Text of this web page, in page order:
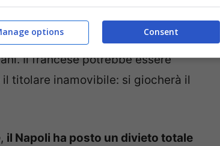
per la prossima stagione. La
titolo definitivo e poi ci sarà da
Il francese potrebbe essere
titolare inamovibile: si giocherà il
, il Napoli ha posto un divieto totale
Consent
options